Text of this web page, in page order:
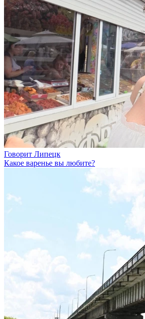
Говорит Липецк
Какое варенье вы любите?